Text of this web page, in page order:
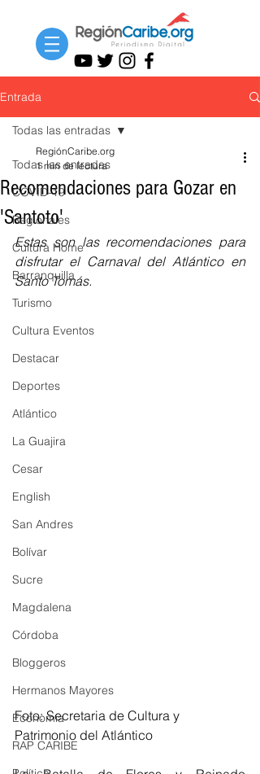
Entrada
Todas las entradas
COVID-19
Regionales
Cultura Home
Barranquilla
Turismo
Cultura Eventos
Destacar
Deportes
Atlántico
La Guajira
Cesar
English
San Andres
Bolívar
Sucre
Magdalena
Córdoba
Bloggeros
Hermanos Mayores
Economía
RAP CARIBE
Todas las entradas
Recomendaciones para Gozar en
'Santoto'
RegiónCaribe.org
1 min de lectura
Estas son las recomendaciones para
disfrutar el Carnaval del Atlántico en
Santo Tomás.
Foto: Secretaria de Cultura y
Patrimonio del Atlántico